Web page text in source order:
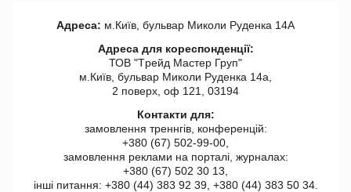
Адреса: м.Київ, бульвар Миколи Руденка 14А
Адреса для кореспонденції:
ТОВ "Tрейд Мастер Груп"
м.Київ, бульвар Миколи Руденка 14а,
2 поверх, оф 121, 03194
Контакти для:
замовлення треннгів, конференцій:
+380 (67) 502-99-00,
замовлення реклами на порталі, журналах:
+380 (67) 502 30 13,
інші питання: +380 (44) 383 92 39, +380 (44) 383 50 34.